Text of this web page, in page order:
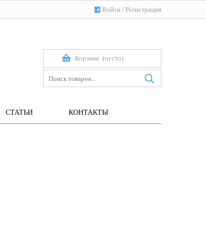
Войти / Регистрация
Корзина: (пусто)
СТАТЬИ КОНТАКТЫ